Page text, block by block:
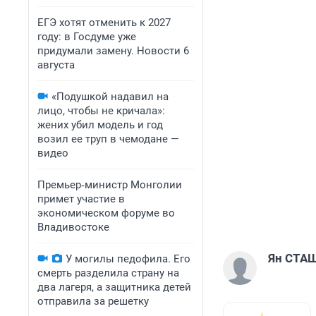
ЕГЭ хотят отменить к 2027
году: в Госдуме уже
придумали замену. Новости 6
августа
«Подушкой надавил на
лицо, чтобы не кричала»:
жених убил модель и год
возил ее труп в чемодане —
видео
Премьер‑министр Монголии
примет участие в
экономическом форуме во
Владивостоке
У могилы педофила. Его
смерть разделила страну на
два лагеря, а защитника детей
отправила за решетку
Ян